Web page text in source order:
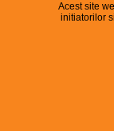
Acest site
initiatorilor